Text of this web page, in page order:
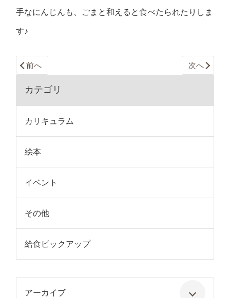
手なにんじんも、ごまと和えると食べたられたりしま
す♪
前へ 次へ
カテゴリ
カリキュラム
絵本
イベント
その他
給食ピックアップ
アーカイブ